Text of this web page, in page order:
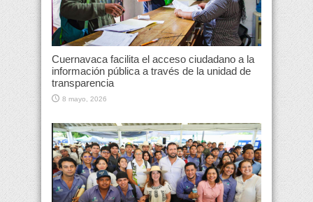
Cuernavaca facilita el acceso ciudadano a la
información pública a través de la unidad de
transparencia
8 mayo, 2026